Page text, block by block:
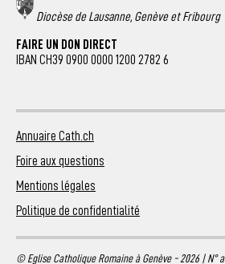
Diocèse de Lausanne, Genève et Fribourg
FAIRE UN DON DIRECT
IBAN CH39 0900 0000 1200 2782 6
Annuaire Cath.ch
Foire aux questions
Mentions légales
Politique de confidentialité
© Eglise Catholique Romaine à Genève - 2026 | N°